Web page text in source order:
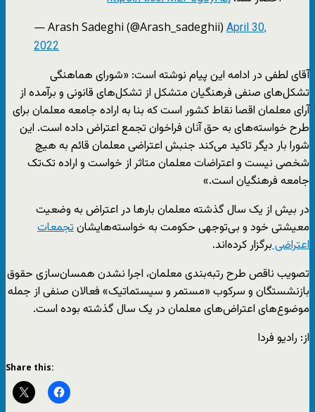
— Arash Sadeghi (@Arash_sadeghii) April 30,
2022
آقای لطفی در ادامه این پیام نوشته است: «شورای هماهنگی
تشکل‌های صنفی فرهنگیان متشکل از تشکل‌های قانونی و برآمده از
آرای معلمان اقصا نقاط کشور است که بنا به اراده جامعه معلمان برای
طرح خواسته‌های به حق آنان فراخوان تجمع اعتراض داده است. این
شورا بار دیگر تاکید می‌کند جنبش اعتراضی معلمان قائم به هیچ
شخصی نیست و اعتراضات معلمان متاثر از خواست و اراده تک‌تک
جامعه فرهنگیان است.»
در بیش از یک سال گذشته معلمان بارها در اعتراض به وضعیت
معیشتی خود و بی‌توجهی حکومت به خواسته‌هایشانتجمعات
اعتراضیبرگزار کرده‌اند.
تصویب ناقص طرح رتبه‌بندی معلمان، اجرا نشدن همسان‌سازی حقوق
بازنشستگان و سرکوب «مستمر و سیستماتیک» فعالان صنفی از جمله
موضوع‌های اعتراض‌های معلمان در یک سال گذشته بوده است.
از: رادیو فردا
Share this: